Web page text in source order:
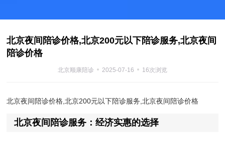
北京夜间陪诊价格,北京200元以下陪诊服务,北京夜间
陪诊价格
北京顺康陪诊 2025-07-16 16次浏览
北京夜间陪诊价格,北京200元以下陪诊服务,北京夜间陪诊价格
北京夜间陪诊服务：经济实惠的选择